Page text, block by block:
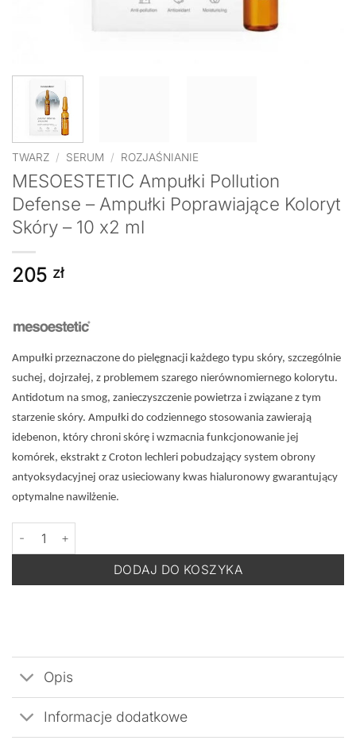
TWARZ / SERUM / ROZJAŚNIANIE
MESOESTETIC Ampułki Pollution
Defense – Ampułki Poprawiające Koloryt
Skóry – 10 x2 ml
205 zł
Ampułki przeznaczone do pielęgnacji każdego typu skóry, szczególnie
suchej, dojrzałej, z problemem szarego nierównomiernego kolorytu.
Antidotum na smog, zanieczyszczenie powietrza i związane z tym
starzenie skóry. Ampułki do codziennego stosowania zawierają
idebenon, który chroni skórę i wzmacnia funkcjonowanie jej
komórek, ekstrakt z Croton lechleri pobudzający system obrony
antyoksydacyjnej oraz usieciowany kwas hialuronowy gwarantujący
optymalne nawilżenie.
ilość MESOESTETIC Ampułki Pollution Defense - Ampułki
DODAJ DO KOSZYKA
Opis
Informacje dodatkowe